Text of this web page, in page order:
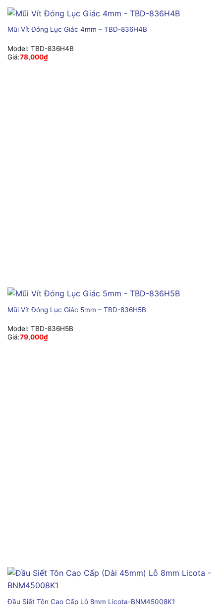
Mũi Vít Đóng Lục Giác 4mm – TBD-836H4B
Model: TBD-836H4B
Giá:78,000₫
Mũi Vít Đóng Lục Giác 5mm – TBD-836H5B
Model: TBD-836H5B
Giá:79,000₫
Đầu Siết Tôn Cao Cấp Lỗ 8mm Licota-BNM45008K1